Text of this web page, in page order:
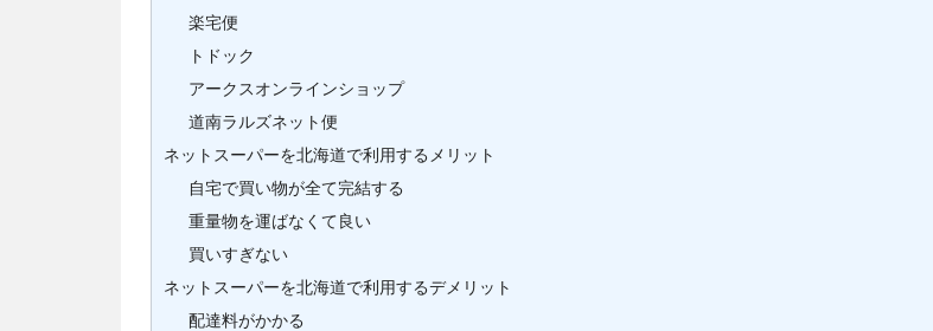
楽宅便
トドック
アークスオンラインショップ
道南ラルズネット便
ネットスーパーを北海道で利用するメリット
自宅で買い物が全て完結する
重量物を運ばなくて良い
買いすぎない
ネットスーパーを北海道で利用するデメリット
配達料がかかる